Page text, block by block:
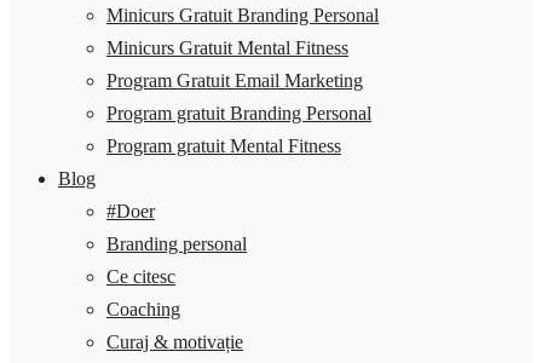
Minicurs Gratuit Branding Personal
Minicurs Gratuit Mental Fitness
Program Gratuit Email Marketing
Program gratuit Branding Personal
Program gratuit Mental Fitness
Blog
#Doer
Branding personal
Ce citesc
Coaching
Curaj & motivație